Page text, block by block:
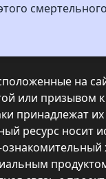
на
или призывом
принадлежат
ресурс носит